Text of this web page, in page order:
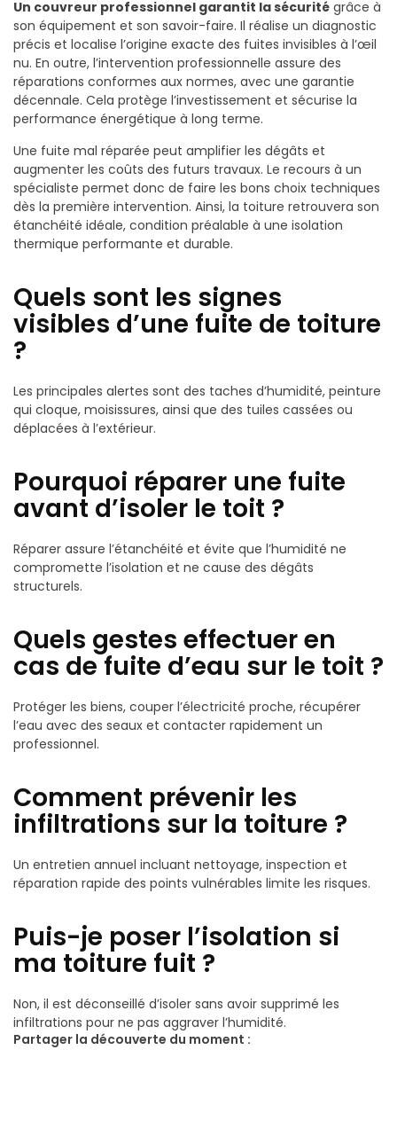
Un couvreur professionnel garantit la sécurité grâce à
son équipement et son savoir-faire. Il réalise un diagnostic
précis et localise l’origine exacte des fuites invisibles à l’œil
nu. En outre, l’intervention professionnelle assure des
réparations conformes aux normes, avec une garantie
décennale. Cela protège l’investissement et sécurise la
performance énergétique à long terme.
Une fuite mal réparée peut amplifier les dégâts et
augmenter les coûts des futurs travaux. Le recours à un
spécialiste permet donc de faire les bons choix techniques
dès la première intervention. Ainsi, la toiture retrouvera son
étanchéité idéale, condition préalable à une isolation
thermique performante et durable.
Quels sont les signes
visibles d’une fuite de toiture
?
Les principales alertes sont des taches d’humidité, peinture
qui cloque, moisissures, ainsi que des tuiles cassées ou
déplacées à l’extérieur.
Pourquoi réparer une fuite
avant d’isoler le toit ?
Réparer assure l’étanchéité et évite que l’humidité ne
compromette l’isolation et ne cause des dégâts
structurels.
Quels gestes effectuer en
cas de fuite d’eau sur le toit ?
Protéger les biens, couper l’électricité proche, récupérer
l’eau avec des seaux et contacter rapidement un
professionnel.
Comment prévenir les
infiltrations sur la toiture ?
Un entretien annuel incluant nettoyage, inspection et
réparation rapide des points vulnérables limite les risques.
Puis-je poser l’isolation si
ma toiture fuit ?
Non, il est déconseillé d’isoler sans avoir supprimé les
infiltrations pour ne pas aggraver l’humidité.
Partager la découverte du moment :